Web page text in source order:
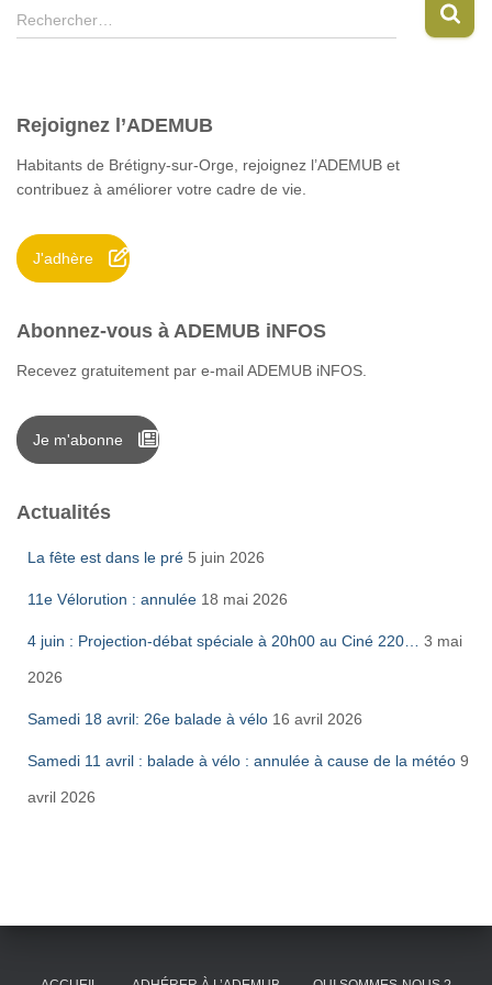
R
e
r
c
:
Rechercher…
Rejoignez l’ADEMUB
Habitants de Brétigny-sur-Orge, rejoignez l’ADEMUB et
contribuez à améliorer votre cadre de vie.
J'adhère
Abonnez-vous à ADEMUB iNFOS
Recevez gratuitement par e-mail ADEMUB iNFOS.
Je m'abonne
Actualités
La fête est dans le pré 5 juin 2026
11e Vélorution : annulée 18 mai 2026
4 juin : Projection-débat spéciale à 20h00 au Ciné 220… 3 mai
2026
Samedi 18 avril: 26e balade à vélo 16 avril 2026
Samedi 11 avril : balade à vélo : annulée à cause de la météo 9
avril 2026